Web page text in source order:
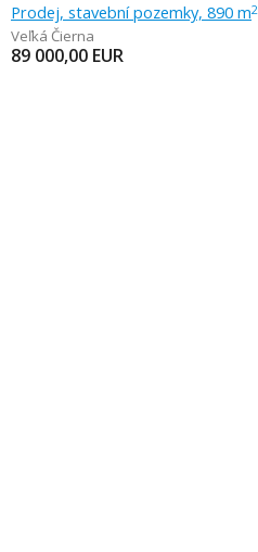
Prodej, stavební pozemky, 890 m2
Veľká Čierna
89 000,00 EUR